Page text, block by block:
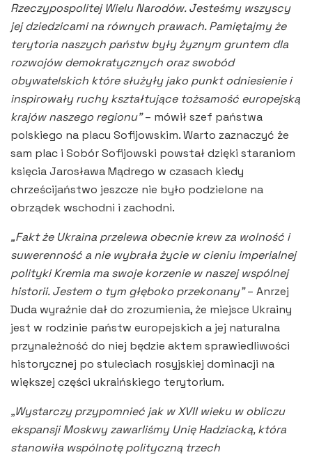
Rzeczypospolitej Wielu Narodów. Jesteśmy wszyscy
jej dziedzicami na równych prawach. Pamiętajmy że
terytoria naszych państw były żyznym gruntem dla
rozwojów demokratycznych oraz swobód
obywatelskich które służyły jako punkt odniesienie i
inspirowały ruchy kształtujące tożsamość europejską
krajów naszego regionu”– mówił szef państwa
polskiego na placu Sofijowskim. Warto zaznaczyć że
sam plac i Sobór Sofijowski powstał dzięki staraniom
księcia Jarosława Mądrego w czasach kiedy
chrześcijaństwo jeszcze nie było podzielone na
obrządek wschodni i zachodni.
„Fakt że Ukraina przelewa obecnie krew za wolność i
suwerenność a nie wybrała życie w cieniu imperialnej
polityki Kremla ma swoje korzenie w naszej wspólnej
historii. Jestem o tym głęboko przekonany”– Anrzej
Duda wyraźnie dał do zrozumienia, że miejsce Ukrainy
jest w rodzinie państw europejskich a jej naturalna
przynależność do niej będzie aktem sprawiedliwości
historycznej po stuleciach rosyjskiej dominacji na
większej części ukraińskiego terytorium.
„Wystarczy przypomnieć jak w XVII wieku w obliczu
ekspansji Moskwy zawarliśmy Unię Hadziacką, która
stanowiła wspólnotę polityczną trzech